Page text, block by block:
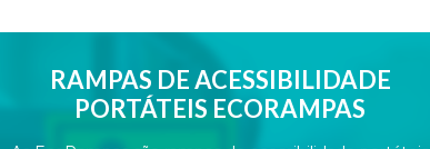
RAMPAS DE ACESSIBILIDADE
PORTÁTEIS ECORAMPAS